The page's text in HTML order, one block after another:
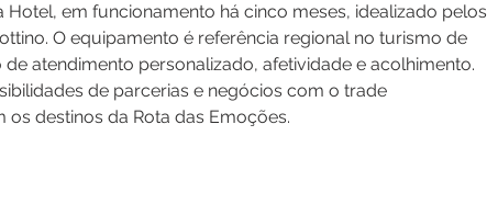
Hotel, em funcionamento há cinco meses, idealizado pelos
O equipamento é referência regional no turismo de
atendimento personalizado, afetividade e acolhimento.
de parcerias e negócios com o trade
destinos da Rota das Emoções.